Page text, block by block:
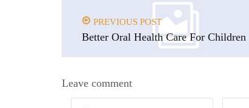
PREVIOUS POST
Better Oral Health Care For Children
Leave comment